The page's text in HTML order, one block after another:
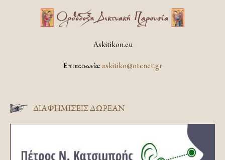
Askitikon.eu
Επικοινωνία:askitiko@otenet.gr
ΔΙΑΦΗΜΊΣΕΙΣ ΔΩΡΕΆΝ